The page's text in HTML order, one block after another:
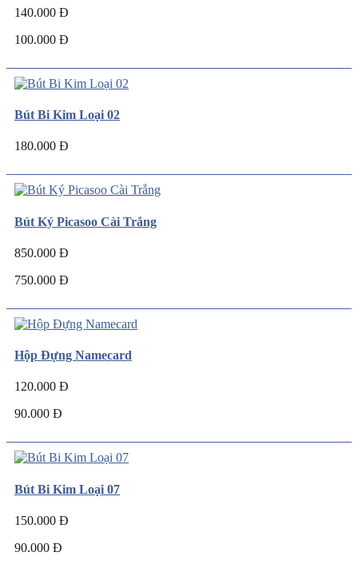
140.000 Đ
100.000 Đ
Bút Bi Kim Loại 02
180.000 Đ
Bút Ký Picasoo Cài Trắng
850.000 Đ
750.000 Đ
Hộp Đựng Namecard
120.000 Đ
90.000 Đ
Bút Bi Kim Loại 07
150.000 Đ
90.000 Đ